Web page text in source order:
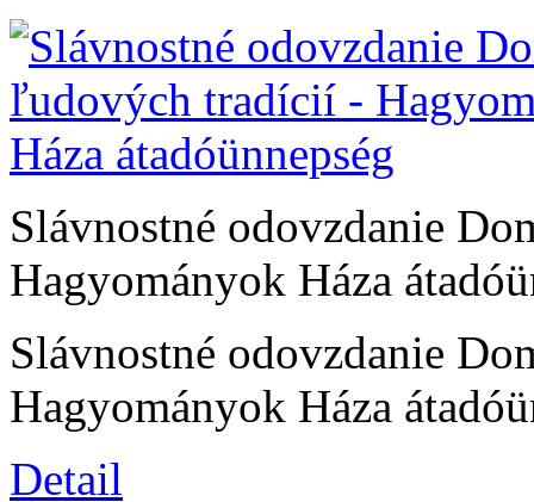
Slávnostné odovzdanie
Hagyományok Háza
Slávnostné odovzdanie
Hagyományok Háza
Detail